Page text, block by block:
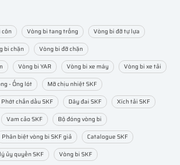
côn Vòng bi tang trống
Vòng bi đỡ tự lựa
bi chặn
Vòng bi đỡ chặn
Vòng bi YAR Vòng bi xe máy
Vòng bi xe tải
- Ống lót
Mỡ chịu nhiệt SKF
Phớt chắn dầu SKF Dây đai SKF
Xích tải SKF
Vam cảo SKF
Bộ đóng vòng bi
Phân biệt vòng bi SKF giả
Catalogue SKF
ủy quyền SKF Vòng bi SKF